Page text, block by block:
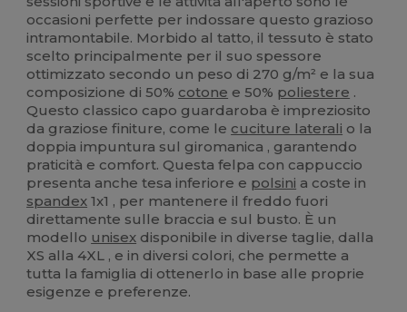
occasioni perfette per indossare questo grazioso
intramontabile. Morbido al tatto, il tessuto è stato
scelto principalmente per il suo spessore
ottimizzato secondo un peso di 270 g/m² e la sua
composizione di 50% cotone e 50% poliestere .
Questo classico capo guardaroba è impreziosito
da graziose finiture, come le cuciture laterali o la
doppia impuntura sul giromanica , garantendo
praticità e comfort. Questa felpa con cappuccio
presenta anche tesa inferiore e polsini a coste in
spandex 1x1 , per mantenere il freddo fuori
direttamente sulle braccia e sul busto. È un
modello unisex disponibile in diverse taglie, dalla
XS alla 4XL , e in diversi colori, che permette a
tutta la famiglia di ottenerlo in base alle proprie
esigenze e preferenze.